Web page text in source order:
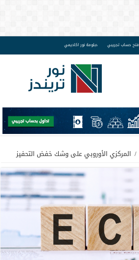
فتح حساب تجريبي دبلومة نور اكاديمي
/ المركزي الأوروبي على وشك خفض التحفيز